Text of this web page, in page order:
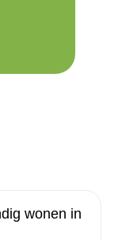
wonen in